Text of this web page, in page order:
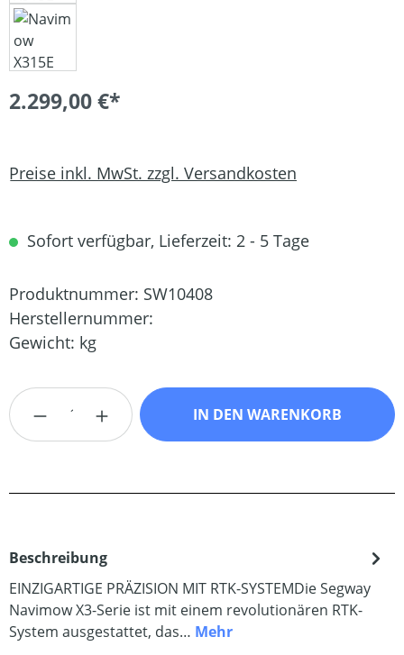
2.299,00 €*
Preise inkl. MwSt. zzgl. Versandkosten
Sofort verfügbar, Lieferzeit: 2 - 5 Tage
Produktnummer: SW10408
Herstellernummer:
Gewicht: kg
Produkt Anzahl: Gib den gewünschten
IN DEN WARENKORB
Beschreibung
EINZIGARTIGE PRÄZISION MIT RTK-SYSTEMDie Segway
Navimow X3-Serie ist mit einem revolutionären RTK-
System ausgestattet, das… Mehr